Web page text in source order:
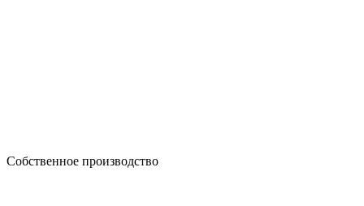
Собственное производство